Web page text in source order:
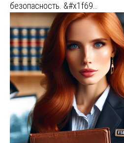
безопасность. &#x1f69…